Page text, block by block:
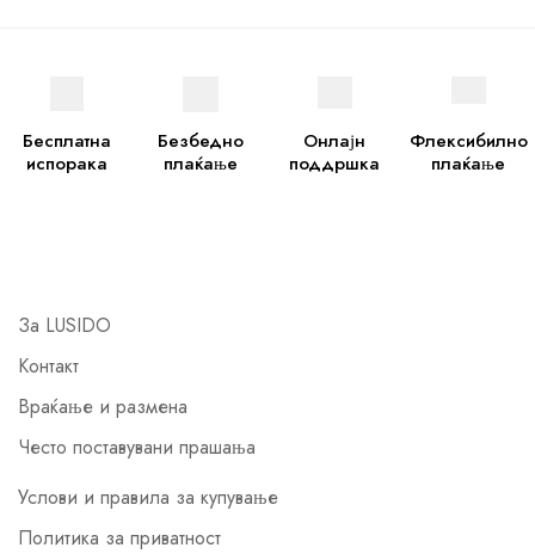
Бесплатна
испорака
Безбедно
плаќање
Онлајн
поддршка
Флексибилно
плаќање
За LUSIDO
Контакт
Враќање и размена
Често поставувани прашања
Услови и правила за купување
Политика за приватност